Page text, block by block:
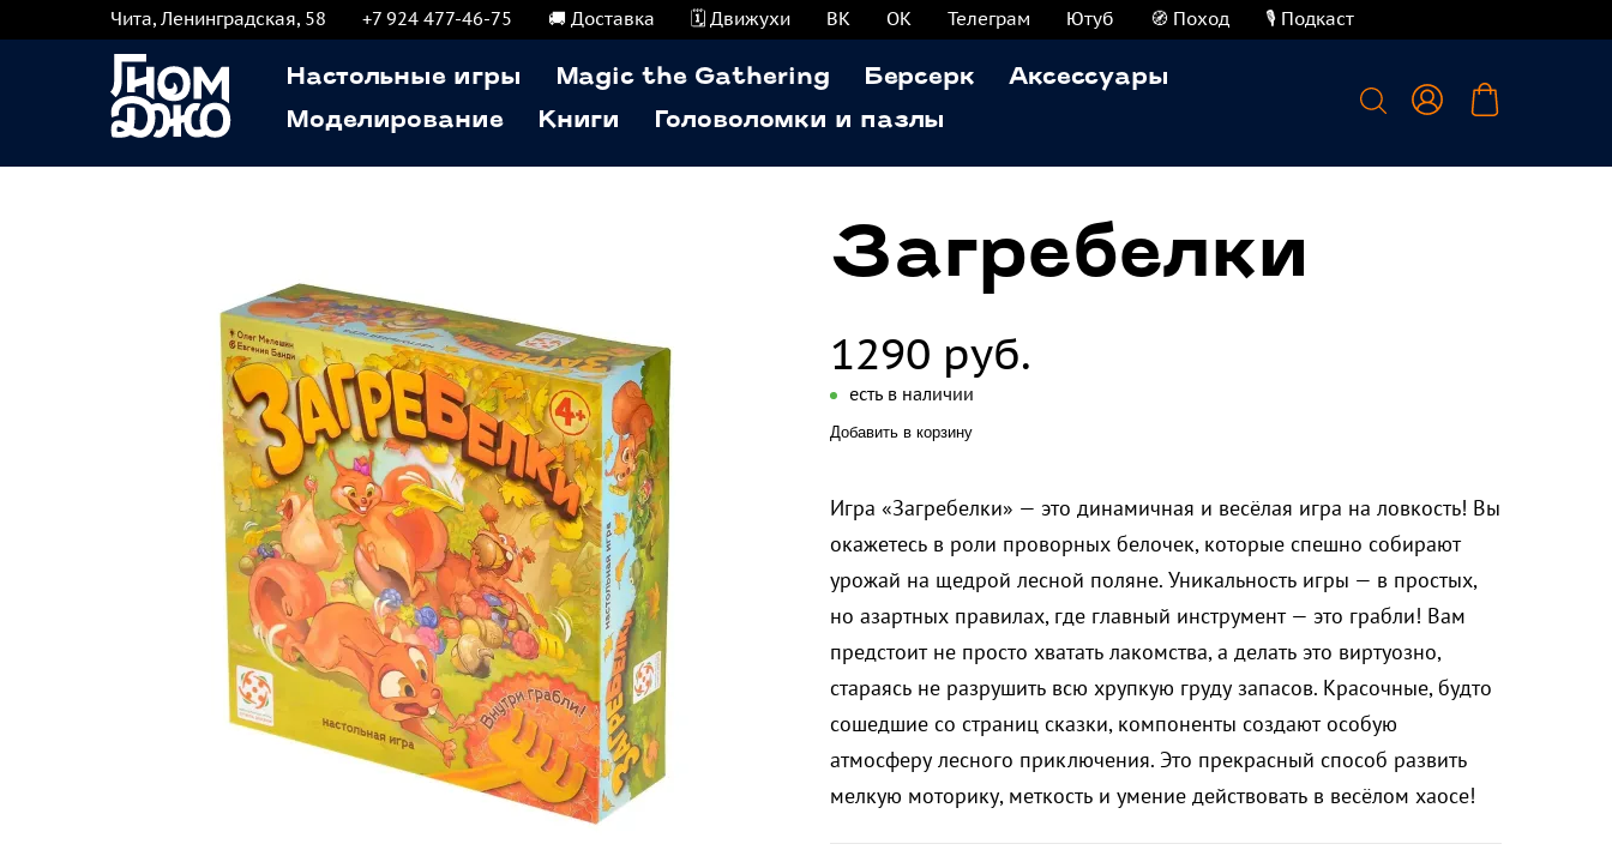
Чита, Ленинградская, 58 +7 924 477-46-75 🚚 Доставка 🗓️ Движухи ВК ОК Телеграм Ютуб 🧭 Поход 🎙️ Подкаст
Настольные игры Magic the Gathering Берсерк
Аксессуары
Моделирование
Книги Головоломки и пазлы
Загребелки
1290 руб.
есть в наличии
Добавить в корзину
Игра «Загребелки» — это динамичная и весёлая игра на ловкость! Вы
окажетесь в роли проворных белочек, которые спешно собирают
урожай на щедрой лесной поляне. Уникальность игры — в простых,
но азартных правилах, где главный инструмент — это грабли! Вам
предстоит не просто хватать лакомства, а делать это виртуозно,
стараясь не разрушить всю хрупкую груду запасов. Красочные, будто
сошедшие со страниц сказки, компоненты создают особую
атмосферу лесного приключения. Это прекрасный способ развить
мелкую моторику, меткость и умение действовать в весёлом хаосе!